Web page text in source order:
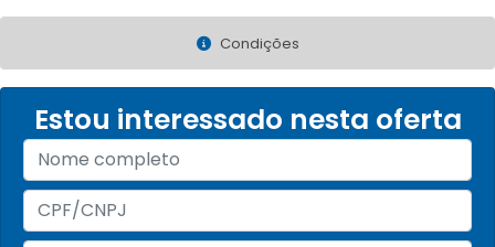
Condições
Estou interessado nesta oferta